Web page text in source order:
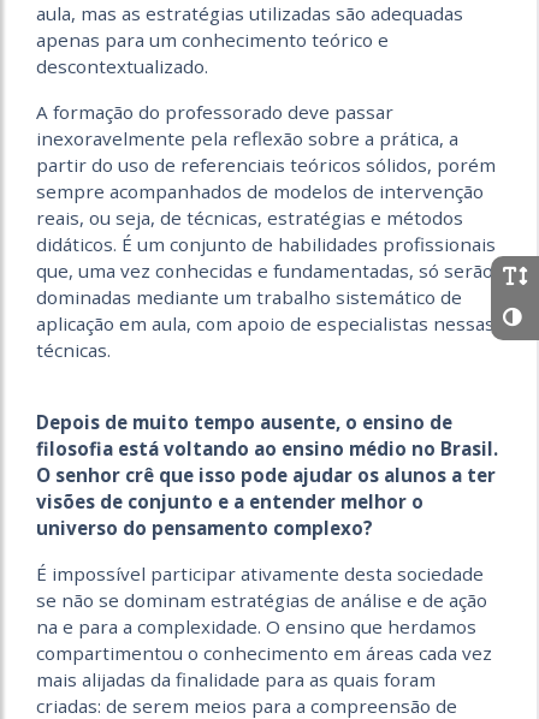
aula, mas as estratégias utilizadas são adequadas
apenas para um conhecimento teórico e
descontextualizado.
A formação do professorado deve passar
inexoravelmente pela reflexão sobre a prática, a
partir do uso de referenciais teóricos sólidos, porém
sempre acompanhados de modelos de intervenção
reais, ou seja, de técnicas, estratégias e métodos
didáticos. É um conjunto de habilidades profissionais
que, uma vez conhecidas e fundamentadas, só serão
dominadas mediante um trabalho sistemático de
aplicação em aula, com apoio de especialistas nessas
técnicas.
Depois de muito tempo ausente, o ensino de
filosofia está voltando ao ensino médio no Brasil.
O senhor crê que isso pode ajudar os alunos a ter
visões de conjunto e a entender melhor o
universo do pensamento complexo?
É impossível participar ativamente desta sociedade
se não se dominam estratégias de análise e de ação
na e para a complexidade. O ensino que herdamos
compartimentou o conhecimento em áreas cada vez
mais alijadas da finalidade para as quais foram
criadas: de serem meios para a compreensão de